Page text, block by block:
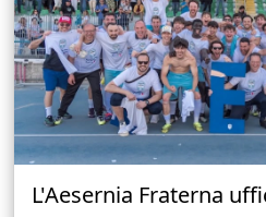
L'Aesernia Fraterna